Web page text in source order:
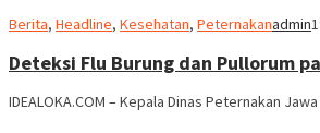
Berita, Headline, Kesehatan, Peternakanadmin
Deteksi Flu Burung dan Pullorum
IDEALOKA.COM – Kepala Dinas Peternakan